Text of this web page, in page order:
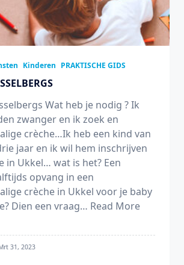
Kinderen PRAKTISCHE GIDS
Wat heb je nodig ? Ik
zwanger en ik zoek en
crèche…Ik heb een kind van
jaar en ik wil hem inschrijven
in Ukkel… wat is het? Een
opvang in een
crèche in Ukkel voor je baby
Dien een vraag… Read More
31, 2023